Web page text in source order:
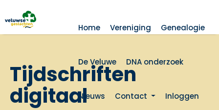
Home Vereniging Genealogie
De Veluwe DNA onderzoek
Nieuws Contact Inloggen
Tijdschriften
digitaal